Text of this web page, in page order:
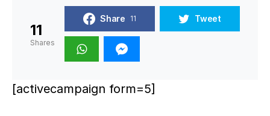
11
Shares
Share 11 Tweet
[activecampaign form=5]